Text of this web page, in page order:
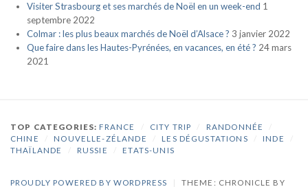
Visiter Strasbourg et ses marchés de Noël en un week-end 1
septembre 2022
Colmar : les plus beaux marchés de Noël d’Alsace ? 3 janvier 2022
Que faire dans les Hautes-Pyrénées, en vacances, en été ? 24 mars
2021
TOP CATEGORIES:FRANCE CITY TRIP RANDONNÉE
CHINE
NOUVELLE-ZÉLANDE LES DÉGUSTATIONS INDE
THAÏLANDE
RUSSIE ETATS-UNIS
PROUDLY POWERED BY WORDPRESS THEME: CHRONICLE BY